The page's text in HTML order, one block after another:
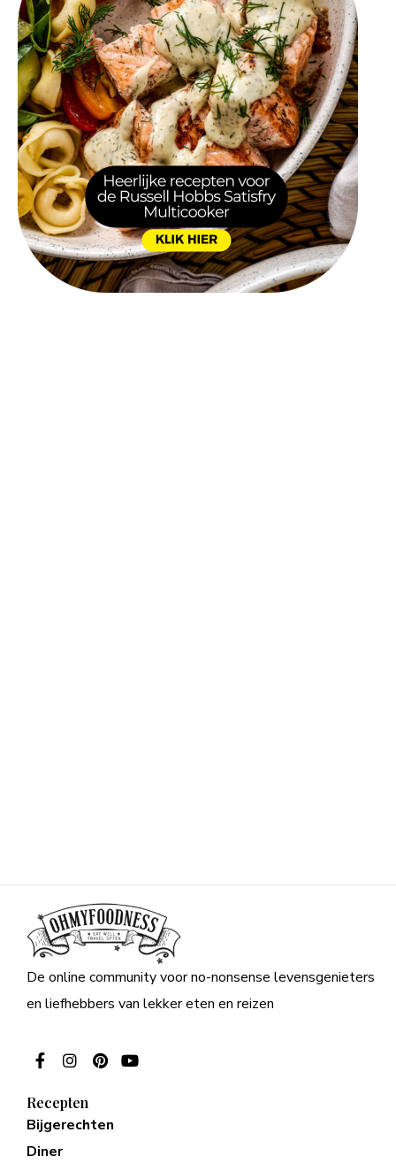
De online community voor no-nonsense levensgenieters
en liefhebbers van lekker eten en reizen
Recepten
Bijgerechten
Diner